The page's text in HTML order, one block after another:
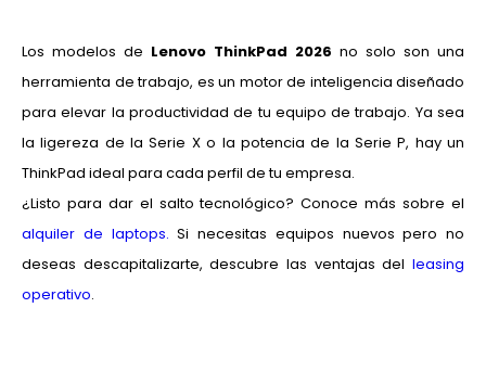
Los modelos de Lenovo ThinkPad 2026 no solo son una
herramienta de trabajo, es un motor de inteligencia diseñado
para elevar la productividad de tu equipo de trabajo. Ya sea
la ligereza de la Serie X o la potencia de la Serie P, hay un
ThinkPad ideal para cada perfil de tu empresa.
¿Listo para dar el salto tecnológico? Conoce más sobre el
alquiler de laptops. Si necesitas equipos nuevos pero no
deseas descapitalizarte, descubre las ventajas del leasing
operativo.